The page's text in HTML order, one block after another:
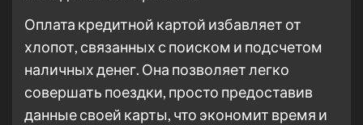
Оплата кредитной картой избавляет от
хлопот, связанных с поиском и подсчетом
наличных денег. Она позволяет легко
совершать поездки, просто предоставив
данные своей карты, что экономит время и